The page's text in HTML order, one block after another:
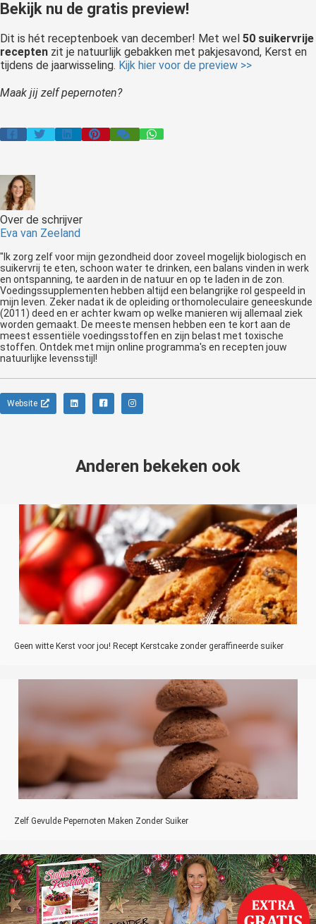
Bekijk nu de gratis preview!
Dit is hét receptenboek van december! Met wel 50 suikervrije
recepten zit je natuurlijk gebakken met pakjesavond, Kerst en
tijdens de jaarwisseling. Kijk hier voor de preview >>
Maak jij zelf pepernoten?
Over de schrijver
Eva van Zeeland
"Ik zorg zelf voor mijn gezondheid door zoveel mogelijk biologisch en
suikervrij te eten, schoon water te drinken, een balans vinden in werk
en ontspanning, te aarden in de natuur en op te laden in de zon.
Voedingssupplementen hebben altijd een belangrijke rol gespeeld in
mijn leven. Zeker nadat ik de opleiding orthomoleculaire geneeskunde
(2011) deed en er achter kwam op welke manieren wij allemaal ziek
worden gemaakt. De meeste mensen hebben een te kort aan de
meest essentiële voedingsstoffen en zijn belast met toxische
stoffen. Ontdek met mijn online programma's en recepten jouw
natuurlijke levensstijl!
Website
Anderen bekeken ook
Geen witte Kerst voor jou! Recept Kerstcake zonder geraffineerde suiker
Zelf Gevulde Pepernoten Maken Zonder Suiker